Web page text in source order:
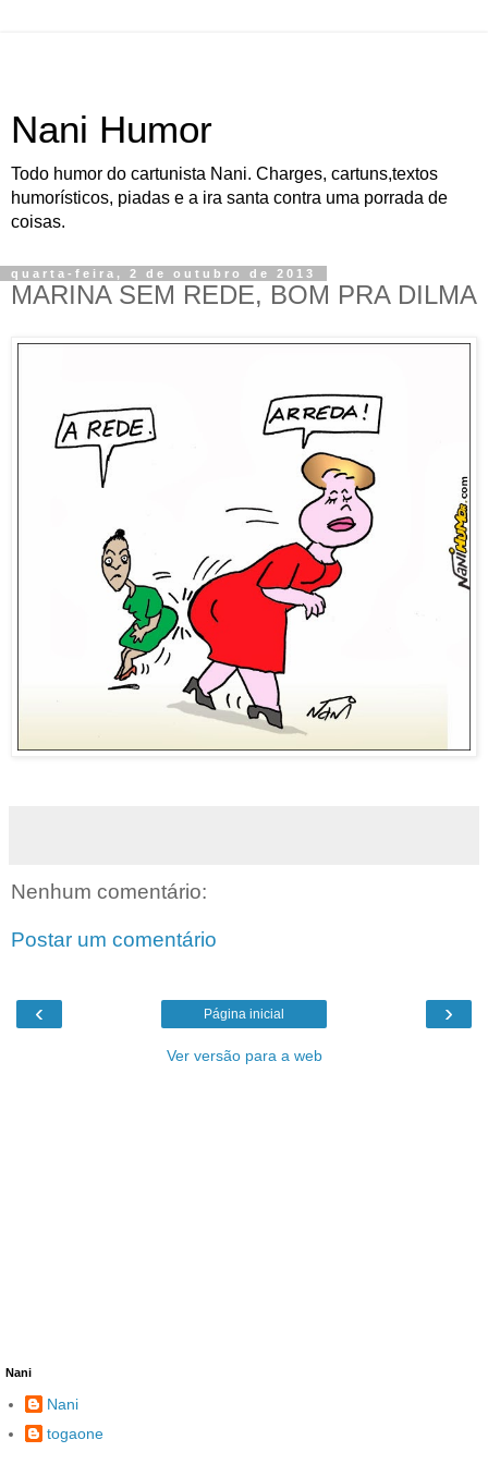
Nani Humor
Todo humor do cartunista Nani. Charges, cartuns,textos
humorísticos, piadas e a ira santa contra uma porrada de
coisas.
quarta-feira, 2 de outubro de 2013
MARINA SEM REDE, BOM PRA DILMA
Nenhum comentário:
Postar um comentário
‹ ›
Página inicial
Ver versão para a web
Nani
Nani
togaone